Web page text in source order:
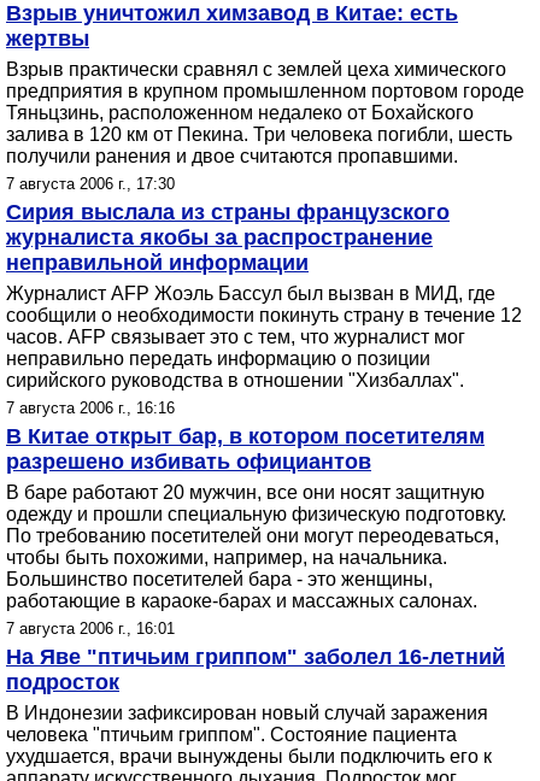
Взрыв уничтожил химзавод в Китае: есть
жертвы
Взрыв практически сравнял с землей цеха химического
предприятия в крупном промышленном портовом городе
Тяньцзинь, расположенном недалеко от Бохайского
залива в 120 км от Пекина. Три человека погибли, шесть
получили ранения и двое считаются пропавшими.
7 августа 2006 г., 17:30
Сирия выслала из страны французского
журналиста якобы за распространение
неправильной информации
Журналист AFP Жоэль Бассул был вызван в МИД, где
сообщили о необходимости покинуть страну в течение 12
часов. AFP связывает это с тем, что журналист мог
неправильно передать информацию о позиции
сирийского руководства в отношении "Хизбаллах".
7 августа 2006 г., 16:16
В Китае открыт бар, в котором посетителям
разрешено избивать официантов
В баре работают 20 мужчин, все они носят защитную
одежду и прошли специальную физическую подготовку.
По требованию посетителей они могут переодеваться,
чтобы быть похожими, например, на начальника.
Большинство посетителей бара - это женщины,
работающие в караоке-барах и массажных салонах.
7 августа 2006 г., 16:01
На Яве "птичьим гриппом" заболел 16-летний
подросток
В Индонезии зафиксирован новый случай заражения
человека "птичьим гриппом". Состояние пациента
ухудшается, врачи вынуждены были подключить его к